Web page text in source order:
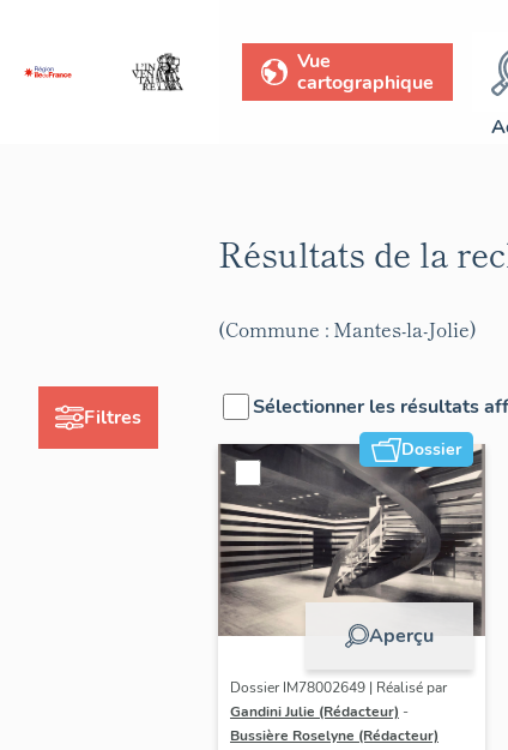
Vue
cartographique
Filtres
Résultats de la
(Commune : Mantes-la-Jolie)
Sélectionner les résultats
Dossier
Aperçu
Dossier IM78002649 | Réalisé par
Gandini Julie (Rédacteur) -
Bussière Roselyne (Rédacteur)